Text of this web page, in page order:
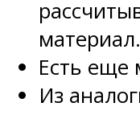
материал.
Есть еще
Из